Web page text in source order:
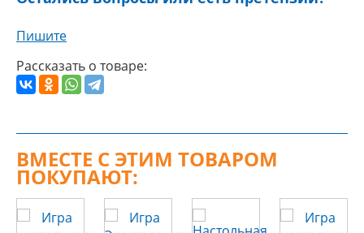
Пишите
Рассказать о товаре:
ВМЕСТЕ С ЭТИМ ТОВАРОМ
ПОКУПАЮТ: